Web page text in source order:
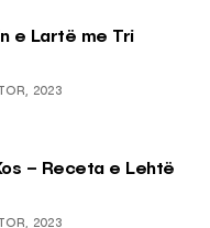
e Lartë me Tri
2023
– Receta e Lehtë
2023